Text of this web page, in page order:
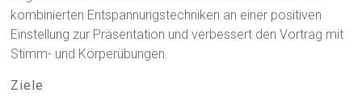
kombinierten Entspannungstechniken an einer positiven
Einstellung zur Präsentation und verbessert den Vortrag mit
Stimm- und Körperübungen.
Ziele